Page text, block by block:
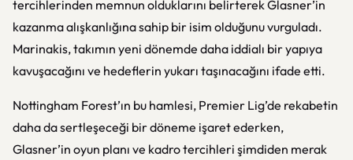
tercihlerinden memnun olduklarını belirterek Glasner’in
kazanma alışkanlığına sahip bir isim olduğunu vurguladı.
Marinakis, takımın yeni dönemde daha iddialı bir yapıya
kavuşacağını ve hedeflerin yukarı taşınacağını ifade etti.
Nottingham Forest’ın bu hamlesi, Premier Lig’de rekabetin
daha da sertleşeceği bir döneme işaret ederken,
Glasner’in oyun planı ve kadro tercihleri şimdiden merak